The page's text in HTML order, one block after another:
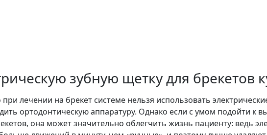
зубную щетку для брекетов
лечении на брекет системе нельзя использовать
ортодонтическую аппаратуру. Однако если с умом подойти к
она может значительно облегчить жизнь пациенту: ведь